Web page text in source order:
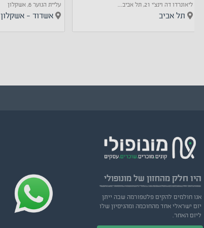
ליאונרדו דה וינצ'י 21, תל אביב...
תל אביב
עליית הנוער 6, אשקלון
אשדוד - אשקלון
היו חלקמהחזון של מונופולי
אנו חולמים להקים פלטפורמה שבה ייתן
יזם ישראלי אחד מהחוכמה ומהניסיון שלו
ליזם האחר.